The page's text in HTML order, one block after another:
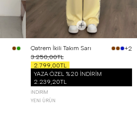
Qatrem İkili Takım Sarı
+2
3.250,00TL
2.799,00TL
YAZA ÖZEL %20 İNDİRİM
2.239,20TL
İNDIRIM
YENI ÜRÜN